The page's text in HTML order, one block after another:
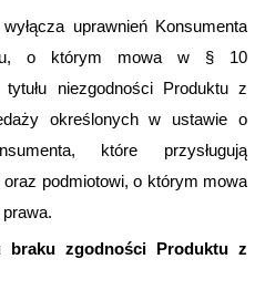
uprawnień Konsumenta
o którym mowa w § 10
tytułu niezgodności Produktu z
określonych w ustawie o
które przysługują
oraz podmiotowi, o którym mowa
braku zgodności Produktu z